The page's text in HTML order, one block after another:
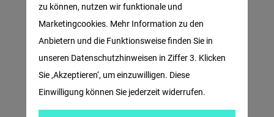
zu können, nutzen wir funktionale und
Marketingcookies. Mehr Information zu den
Anbietern und die Funktionsweise finden Sie in
unseren Datenschutzhinweisen in Ziffer 3. Klicken
Sie ‚Akzeptieren‘, um einzuwilligen. Diese
Einwilligung können Sie jederzeit widerrufen.